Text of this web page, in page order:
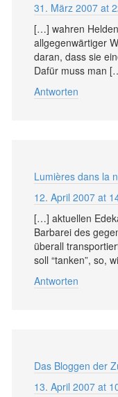
31. März 2007 at
[…] wahren
allgegenwärtiger
daran, dass sie
Dafür muss man
Antworten
Lumières dans la
12. April 2007 at
[…] aktuellen
Barbarei des
überall
soll “tanken”, so,
Antworten
Das Bloggen der
13. April 2007 at